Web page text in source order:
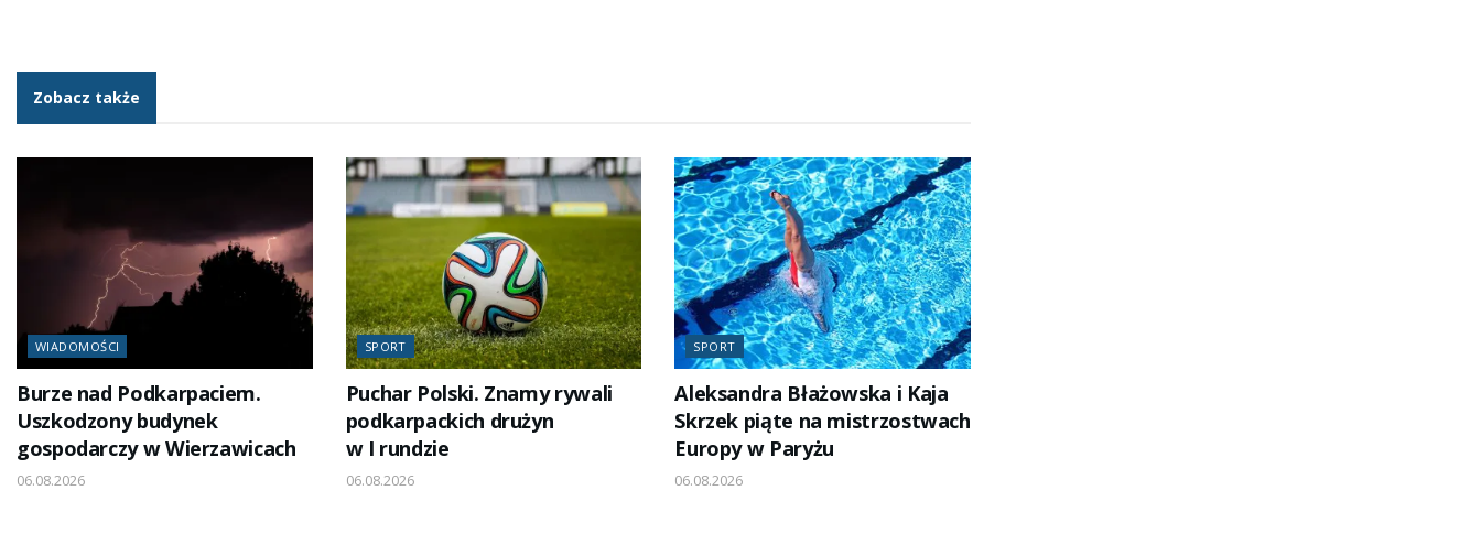
Zobacz także
WIADOMOŚCI
Burze nad Podkarpaciem.
Uszkodzony budynek
gospodarczy w Wierzawicach
06.08.2026
SPORT
Puchar Polski. Znamy rywali
podkarpackich drużyn
w I rundzie
06.08.2026
SPORT
Aleksandra Błażowska i Kaja
Skrzek piąte na mistrzostwach
Europy w Paryżu
06.08.2026